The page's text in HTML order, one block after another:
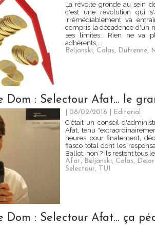
La révolte gronde au sein
c'est une révolution qui
irrémédiablement va
compris la décadence d'un
ses limites… Rien ne va
adhérents,...
Beljanski, Calas, Dufrenne,
Dom : Selectour Afat... le
| 08/02/2016
Editorial
C'était un conseil
Afat, tenu
heures pour finalement,
fiasco total dont les
Ballot, non ? Ils restent tous
Afat, Beljanski, Calas,
Selectour, TUI
Dom : Selectour Afat... ça